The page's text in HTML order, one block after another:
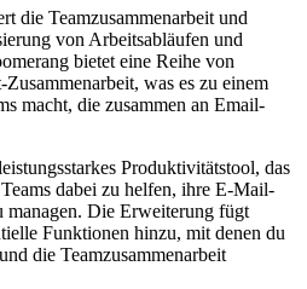
die Teamzusammenarbeit und
von Arbeitsabläufen und
bietet eine Reihe von
was es zu einem
macht, die zusammen an Email-
Produktivitätstool, das
dabei zu helfen, ihre E-Mail-
Die Erweiterung fügt
Funktionen hinzu, mit denen du
die Teamzusammenarbeit